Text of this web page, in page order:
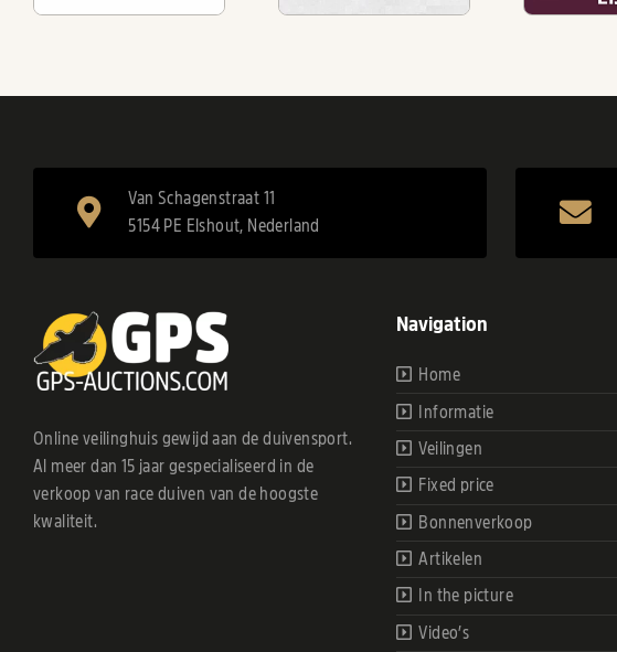
Van Schagenstraat 11
5154 PE Elshout, Nederland
Online veilinghuis gewijd aan de duivensport.
Al meer dan 15 jaar gespecialiseerd in de
verkoop van race duiven van de hoogste
kwaliteit.
Navigation
Home
Informatie
Veilingen
Fixed price
Bonnenverkoop
Artikelen
In the picture
Video’s